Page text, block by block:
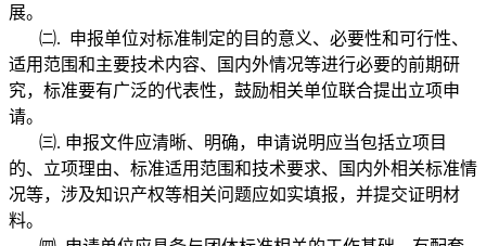
展。
㈡. 申报单位对标准制定的目的意义、必要性和可行性、
适用范围和主要技术内容、国内外情况等进行必要的前期研
究，标准要有广泛的代表性，鼓励相关单位联合提出立项申
请。
㈢. 申报文件应清晰、明确，申请说明应当包括立项目
的、立项理由、标准适用范围和技术要求、国内外相关标准情
况等，涉及知识产权等相关问题应如实填报，并提交证明材
料。